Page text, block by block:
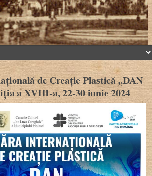
de Creație Plastică „DAN
a XVIII-a, 22-30 iunie 2024